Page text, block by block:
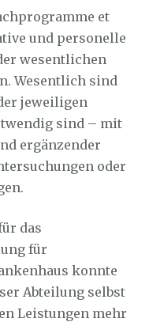
et
und personelle
wesentlichen
Wesentlich sind
jeweiligen
sind – mit
ergänzender
oder
das
für
konnte
Abteilung selbst
Leistungen mehr